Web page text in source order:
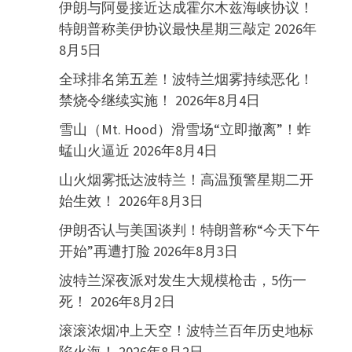
伊朗与阿曼接近达成霍尔木兹海峡协议！
特朗普称美伊协议最快星期三敲定 2026年
8月5日
全球排名第五差！波特兰烟雾持续恶化！
禁烧令继续实施！ 2026年8月4日
雪山（Mt. Hood）滑雪场“立即撤离”！蚱
蜢山火逼近 2026年8月4日
山火烟雾抵达波特兰！高温预警星期二开
始生效！ 2026年8月3日
伊朗否认与美国谈判！特朗普称“今天下午
开始”再遭打脸 2026年8月3日
波特兰深夜派对发生大规模枪击，5伤一
死！ 2026年8月2日
滚滚浓烟冲上天空！波特兰百年历史地标